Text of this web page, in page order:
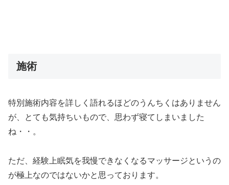
施術
特別施術内容を詳しく語れるほどのうんちくはありません
が、とても気持ちいもので、思わず寝てしまいました
ね・・。
ただ、経験上眠気を我慢できなくなるマッサージというの
が極上なのではないかと思っております。